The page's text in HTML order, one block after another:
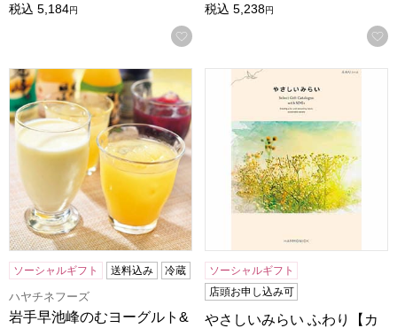
税込 5,184円
お気に入りに登録する
税込 5,238円
岩手早池峰のむヨーグルト&ジュースセット [E-1]【おいしい
ソーシャルギフト 送料込み 冷蔵
ハヤチネフーズ
岩手早池峰のむヨーグルト&
やさしいみらい ふわり【カ
ソーシャルギフト
店頭お申し込み可
やさしいみらい ふわり【カ